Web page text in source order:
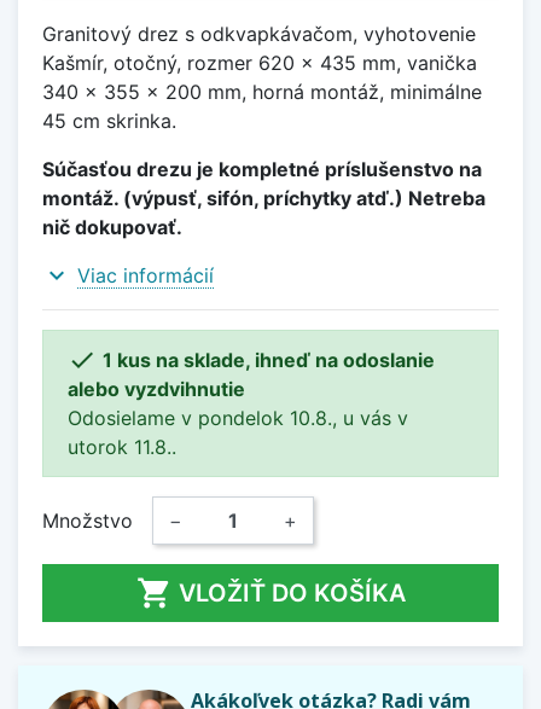
Granitový drez s odkvapkávačom, vyhotovenie
Kašmír, otočný, rozmer 620 x 435 mm, vanička
340 x 355 x 200 mm, horná montáž, minimálne
45 cm skrinka.
Súčasťou drezu je kompletné príslušenstvo na
montáž. (výpusť, sifón, príchytky atď.) Netreba
nič dokupovať.
expand_more Viac informácií
 1 kus na sklade, ihneď na odoslanie
alebo vyzdvihnutie
Odosielame v pondelok 10.8., u vás v
utorok 11.8..
Množstvo − +
 VLOŽIŤ DO KOŠÍKA
Akákoľvek otázka? Radi vám